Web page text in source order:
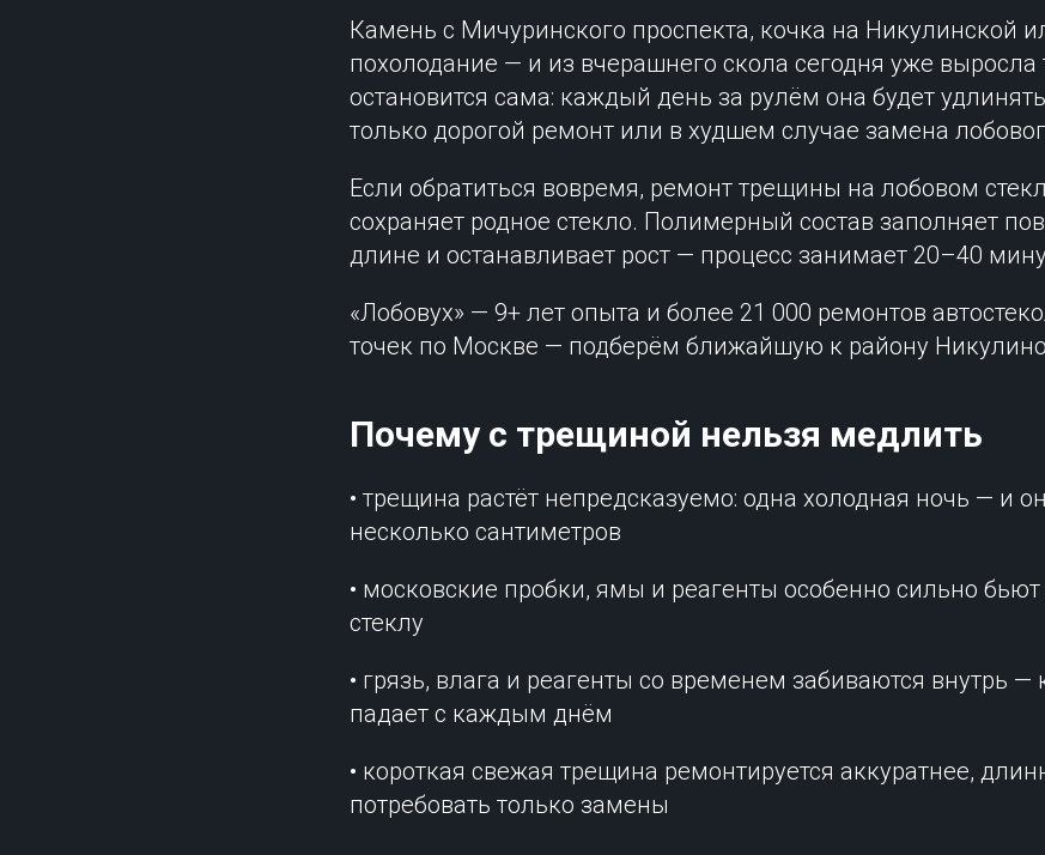
Камень с Мичуринского проспекта, кочка на Никулинской
похолодание — и из вчерашнего скола сегодня уже
остановится сама: каждый день за рулём она будет
только дорогой ремонт или в худшем случае замена
Если обратиться вовремя, ремонт трещины на лобовом
сохраняет родное стекло. Полимерный состав заполняет
длине и останавливает рост — процесс занимает 20–40
«Лобовух» — 9+ лет опыта и более 21 000 ремонтов
точек по Москве — подберём ближайшую к району
Почему с трещиной нельзя медлить
• трещина растёт непредсказуемо: одна холодная ночь — и
несколько сантиметров
• московские пробки, ямы и реагенты особенно сильно
стеклу
• грязь, влага и реагенты со временем забиваются внутрь —
падает с каждым днём
• короткая свежая трещина ремонтируется аккуратнее,
потребовать только замены